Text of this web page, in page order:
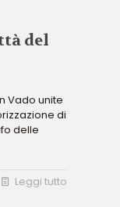
del
Vado unite
di
delle
Leggi tutto